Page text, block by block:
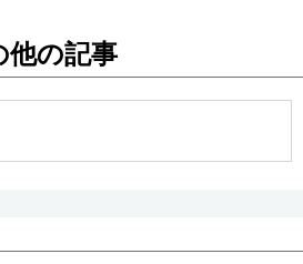
の記事